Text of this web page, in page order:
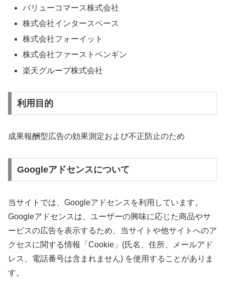
バリューコマース株式会社
株式会社インタースペース
株式会社フォーイット
株式会社ファーストペンギン
楽天グループ株式会社
利用目的
成果報酬型広告の効果測定および不正防止のため
Googleアドセンスについて
当サイトでは、Googleアドセンスを利用しています。
Googleアドセンスは、ユーザーの興味に応じた商品やサ
ービスの広告を表示するため、当サイトや他サイトへのア
クセスに関する情報「Cookie」(氏名、住所、メールアド
レス、電話番号は含まれません) を使用することがありま
す。